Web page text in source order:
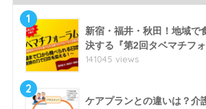
1
新宿・福井・秋田！地域で
決する『第2回タベマチフ
141045 views
2
ケアプランとの違いは？介